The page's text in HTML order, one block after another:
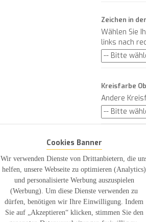
Zeichen in
Wählen Sie
links nach
Kreisfarbe
Andere
Kreisfarbe
Andere
Kreisfarbe
Andere
Cookies Banner
Wir verwenden Dienste von Drittanbietern, die
helfen, unsere Webseite zu optimieren (Analytics)
und personalisierte Werbung auszuspielen
(Werbung). Um diese Dienste verwenden zu
dürfen, benötigen wir Ihre Einwilligung. Indem
Sie auf „Akzeptieren“ klicken, stimmen Sie den